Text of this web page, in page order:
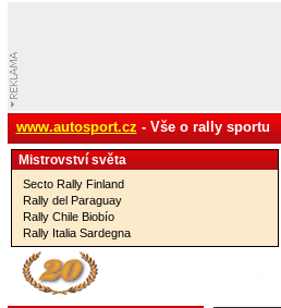
www.autosport.cz - Vše o rally sportu
Mistrovství­ světa
Secto Rally Finland
Rally del Paraguay
Rally Chile Biobío
Rally Italia Sardegna